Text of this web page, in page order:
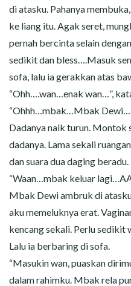
di atasku. Pahanya
ke liang itu. Agak seret,
pernah bercinta selain
sedikit dan bless….Masuk
sofa, lalu ia gerakkan atas
“Ohh….wan…enak wan…”,
“Ohhh…mbak…Mbak
Dadanya naik turun. Montok
dadanya. Lama sekali
dan suara dua daging
“Waan…mbak keluar
Mbak Dewi ambruk di
aku memeluknya erat.
kencang sekali. Perlu
Lalu ia berbaring di sofa.
“Masukin wan, puaskan
dalam rahimku. Mbak rela